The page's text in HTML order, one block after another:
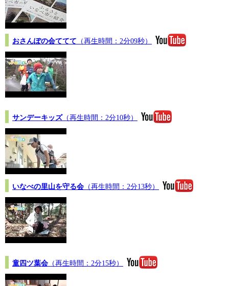
おさんぽの会ててて （再生時間：2分09秒）
サンデーキッズ（再生時間：2分10秒）
いなべの里山を守る会 （再生時間：2分13秒）
童四ツ葉会 （再生時間：2分15秒）